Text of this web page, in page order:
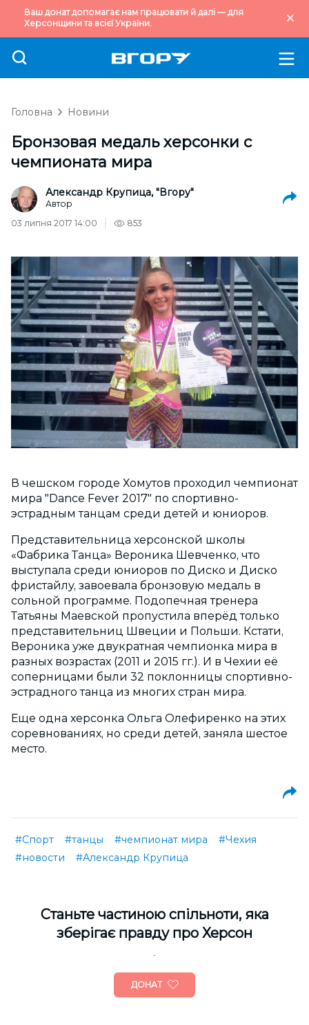
Ваш донат допомагає нам працювати й далі — для
Херсонщини та всієї України.
Головна Новини
Бронзовая медаль херсонки с
чемпионата мира
Александр Крупица, "Вгору"
Автор
03 липня 2017 14:00
853
В чешском городе Хомутов проходил чемпионат
мира "Dance Fever 2017" по спортивно-
эстрадным танцам среди детей и юниоров.
Представительница херсонской школы
«Фабрика Танца» Вероника Шевченко, что
выступала среди юниоров по Диско и Диско
фристайлу, завоевала бронзовую медаль в
сольной программе. Подопечная тренера
Татьяны Маевской пропустила вперёд только
представительниц Швеции и Польши. Кстати,
Вероника уже двукратная чемпионка мира в
разных возрастах (2011 и 2015 гг.). И в Чехии её
соперницами были 32 поклонницы спортивно-
эстрадного танца из многих стран мира.
Еще одна херсонка Ольга Олефиренко на этих
соревнованиях, но среди детей, заняла шестое
место.
#Спорт #танцы #чемпионат мира
#Чехия
#новости
#Александр Крупица
Cтаньте частиною спільноти, яка
зберігає правду про Херсон
ДОНАТ